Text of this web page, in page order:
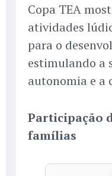
Copa TEA
atividades
para o
estimulando a
autonomia e a
Participação
famílias